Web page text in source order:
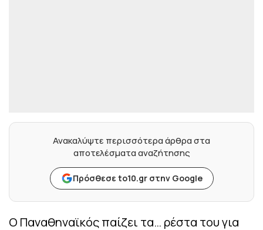
Ανακαλύψτε περισσότερα άρθρα στα
αποτελέσματα αναζήτησης
Πρόσθεσε to10.gr στην Google
Ο Παναθηναϊκός παίζει τα… ρέστα του για